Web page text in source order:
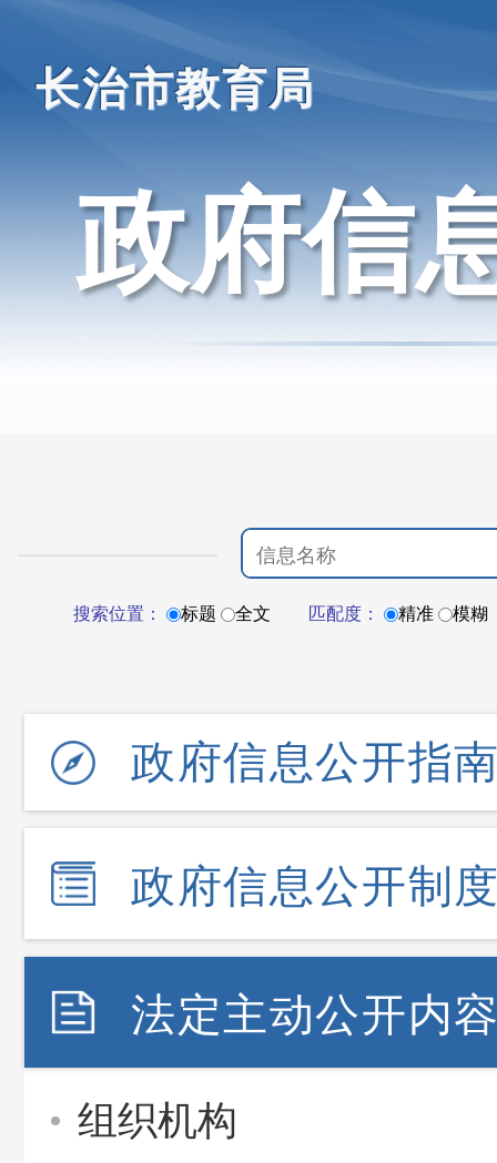
长治市教育局
政府信
搜索位置： 标题 全文 匹配度： 精准 模糊
政府信息公开指
政府信息公开制
法定主动公开内
组织机构